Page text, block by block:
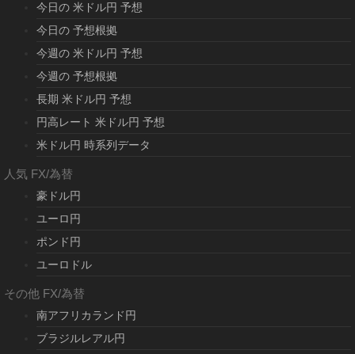
今日の 米ドル円 予想
今日の 予想根拠
今週の 米ドル円 予想
今週の 予想根拠
長期 米ドル円 予想
円高レート 米ドル円 予想
米ドル円 時系列データ
人気 FX/為替
豪ドル円
ユーロ円
ポンド円
ユーロドル
その他 FX/為替
南アフリカランド円
ブラジルレアル円